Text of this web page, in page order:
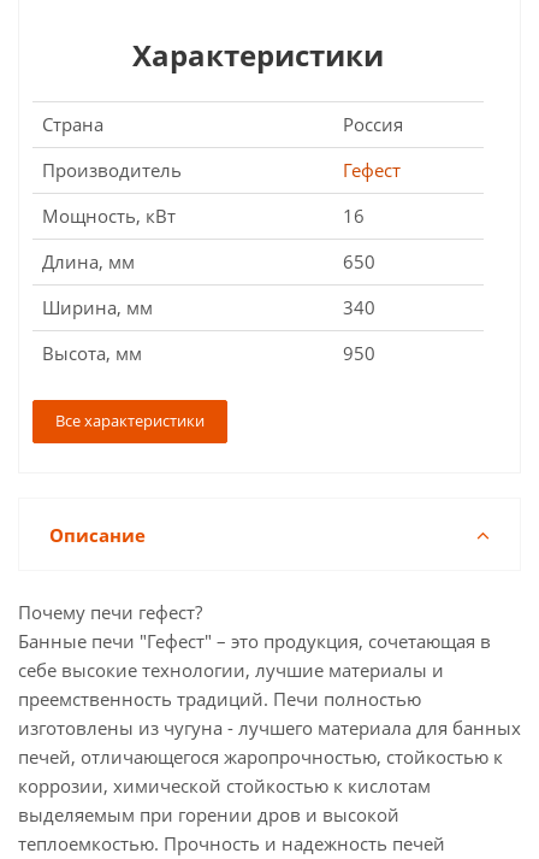
Характеристики
Страна
Россия
Производитель
Гефест
Мощность, кВт
16
Длина, мм
650
Ширина, мм
340
Высота, мм
950
Все характеристики
Описание
Почему печи гефест?
Банные печи "Гефест" – это продукция, сочетающая в
себе высокие технологии, лучшие материалы и
преемственность традиций. Печи полностью
изготовлены из чугуна - лучшего материала для банных
печей, отличающегося жаропрочностью, стойкостью к
коррозии, химической стойкостью к кислотам
выделяемым при горении дров и высокой
теплоемкостью. Прочность и надежность печей